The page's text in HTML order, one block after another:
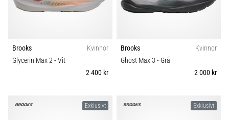
Brooks
Kvinnor
Glycerin Max 2- Vit
2 400 kr
Brooks
Kvinnor
Ghost Max 3 - Grå
2 000 kr
Exklusivt Exklusivt